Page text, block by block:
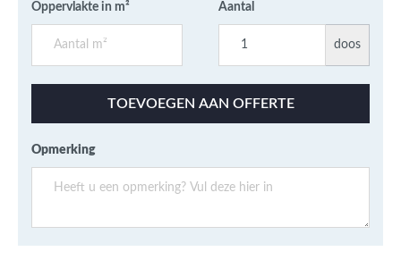
Oppervlakte in m² Aantal
doos
TOEVOEGEN AAN OFFERTE
Opmerking